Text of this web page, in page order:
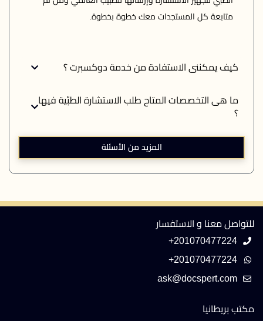
متابعة كل المستجدات معك خطوة بخطوة.
كيف يمكننى الاستفادة من خدمة دوكسبرت ؟
ما هى التخصصات المتاح طلب الاستشارة الطبّية فيها
؟
المزيد من الأسئلة
للتواصل معنا و الاستفسار
+201070477224
+201070477224
مكتب بريطانيا